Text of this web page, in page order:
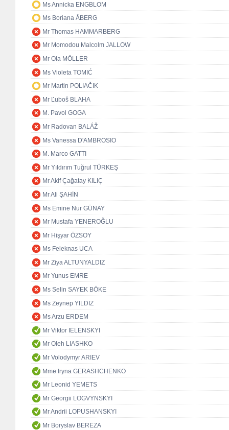
Ms Annicka ENGBLOM
Ms Boriana ÅBERG
Mr Thomas HAMMARBERG
Mr Momodou Malcolm JALLOW
Mr Ola MÖLLER
Ms Violeta TOMIĆ
Mr Martin POLIAČIK
Mr Ľuboš BLAHA
M. Pavol GOGA
Mr Radovan BALÁŽ
Ms Vanessa D'AMBROSIO
M. Marco GATTI
Mr Yıldırım Tuğrul TÜRKEŞ
Mr Akif Çağatay KILIÇ
Mr Ali ŞAHİN
Ms Emine Nur GÜNAY
Mr Mustafa YENEROĞLU
Mr Hişyar ÖZSOY
Ms Feleknas UCA
Mr Ziya ALTUNYALDIZ
Mr Yunus EMRE
Ms Selin SAYEK BÖKE
Ms Zeynep YILDIZ
Ms Arzu ERDEM
Mr Viktor IELENSKYI
Mr Oleh LIASHKO
Mr Volodymyr ARIEV
Mme Iryna GERASHCHENKO
Mr Leonid YEMETS
Mr Georgii LOGVYNSKYI
Mr Andrii LOPUSHANSKYI
Mr Boryslav BEREZA